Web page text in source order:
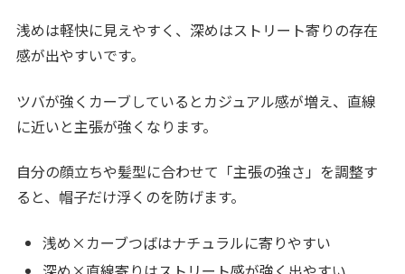
浅めは軽快に見えやすく、深めはストリート寄りの存在
感が出やすいです。
ツバが強くカーブしているとカジュアル感が増え、直線
に近いと主張が強くなります。
自分の顔立ちや髪型に合わせて「主張の強さ」を調整す
ると、帽子だけ浮くのを防げます。
浅め×カーブつばはナチュラルに寄りやすい